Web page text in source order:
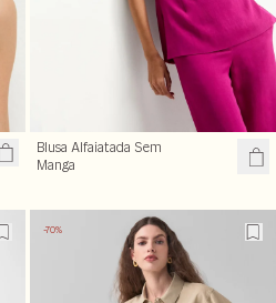
Blusa Alfaiatada Sem
Manga
-70%